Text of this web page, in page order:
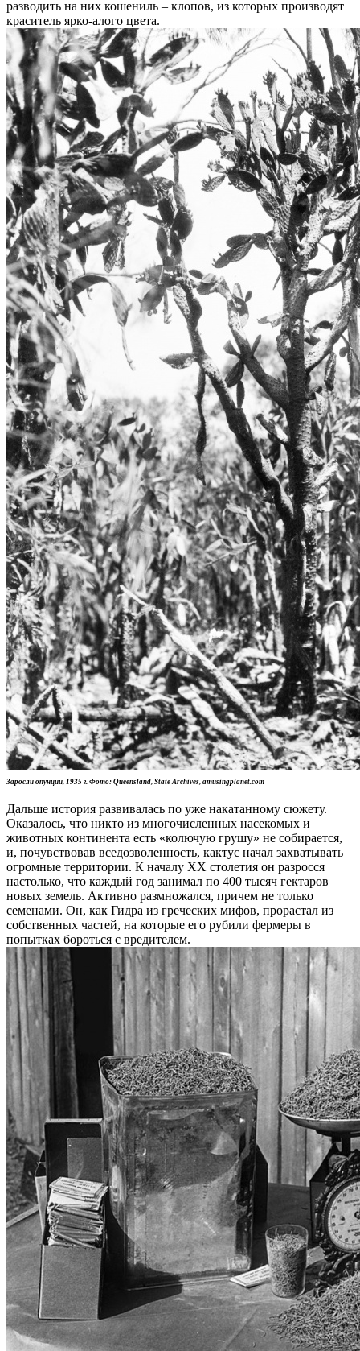
разводить на них кошениль – клопов, из которых производят
краситель ярко-алого цвета.
Заросли опунции, 1935 г. Фото: Queensland, State Archives, amusingplanet.com
Дальше история развивалась по уже накатанному сюжету.
Оказалось, что никто из многочисленных насекомых и
животных континента есть «колючую грушу» не собирается,
и, почувствовав вседозволенность, кактус начал захватывать
огромные территории. К началу XX столетия он разросся
настолько, что каждый год занимал по 400 тысяч гектаров
новых земель. Активно размножался, причем не только
семенами. Он, как Гидра из греческих мифов, прорастал из
собственных частей, на которые его рубили фермеры в
попытках бороться с вредителем.